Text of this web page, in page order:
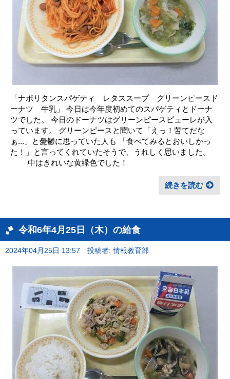
「ナポリタンスパゲティ レタススープ グリーンピースド
ーナツ 牛乳」 今日は今年度初めてのスパゲティとドーナ
ツでした。 今日のドーナツはグリーンピースピューレが入
っています。 グリーンピースと聞いて「えっ！苦てだな
ぁ...」と憂鬱に思っていた人も 「食べてみるとおいしかっ
た！」と言ってくれていたそうで、うれしく思いました。
中はきれいな黄緑色でした！
続きを読む
令和6年4月25日（木）の給食
2024年04月25日 13:57 投稿者: 情報教育部